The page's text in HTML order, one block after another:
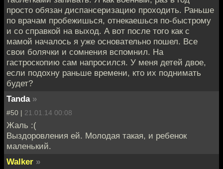
просто обязан диспансеризацию проходить. Раньше
по врачам пробежишься, отнекаешься по-быстрому
и со справкой на выход. А вот после того как с
мамой началось я уже основательно пошел. Все
свои болячки и сомнения вспомнил. На
гастроскопию сам напросился. У меня детей двое,
если подохну раньше времени, кто их поднимать
будет?
Tanda »
#50 | 21.01.14 00:08
Жаль :(
Выздоровления ей. Молодая такая, и ребенок
маленький.
Walker »